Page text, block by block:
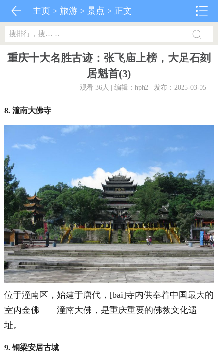
主页 >旅游 >景点 > 正文
重庆十大名胜古迹：张飞庙上榜，大足石刻
居魁首(3)
观看 36人 | 编辑：hph2 | 发布：2025-03-05
8. 潼南大佛寺
位于潼南区，始建于唐代，[bai]寺内供奉着中国最大的
室内金佛——潼南大佛，是重庆重要的佛教文化遗
址。
9. 铜梁安居古城